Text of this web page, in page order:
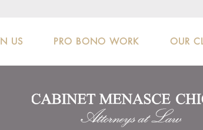
US PRO BONO WORK OUR